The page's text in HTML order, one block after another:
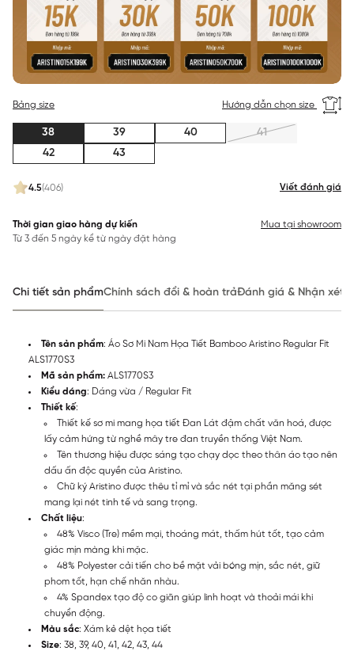
4.5(406) Viết đánh giá
Bảng size Hướng dẫn chọn size
38 39 40
41
42
43
Thời gian giao hàng dự kiến
Từ 3 đến 5 ngày kể từ ngày đặt hàng
Mua tại showroom
Chi tiết sản phẩmChính sách đổi & hoàn trảĐánh giá & Nhận xét
Tên sản phẩm: Áo Sơ Mi Nam Họa Tiết Bamboo Aristino Regular Fit
ALS1770S3
Mã sản phẩm: ALS1770S3
Kiểu dáng: Dáng vừa / Regular Fit
Thiết kế:
Thiết kế sơ mi mang họa tiết Đan Lát đậm chất văn hoá, được
lấy cảm hứng từ nghề mây tre đan truyền thống Việt Nam.
Tên thương hiệu được sáng tạo chạy dọc theo thân áo tạo nên
dấu ấn độc quyền của Aristino.
Chữ ký Aristino được thêu tỉ mỉ và sắc nét tại phần măng sét
mang lại nét tinh tế và sang trọng.
Chất liệu:
48% Visco (Tre) mềm mại, thoáng mát, thấm hút tốt, tạo cảm
giác mịn màng khi mặc.
48% Polyester cải tiến cho bề mặt vải bóng mịn, sắc nét, giữ
phom tốt, hạn chế nhăn nhàu.
4% Spandex tạo độ co giãn giúp linh hoạt và thoải mái khi
chuyển động.
Màu sắc: Xám kẻ dệt họa tiết
Size: 38, 39, 40, 41, 42, 43, 44